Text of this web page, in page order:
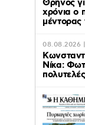
Θρήνος
χρόνια ο
μέντορας
08.08.2026
Νίκα: